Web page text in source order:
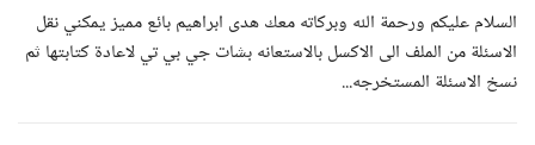
السلام عليكم ورحمة الله وبركاته معك هدى ابراهيم بائع مميز يمكني نقل
الاسئلة من الملف الى الاكسل بالاستعانه بشات جي بي تي لاعادة كتابتها ثم
نسخ الاسئلة المستخرجه...